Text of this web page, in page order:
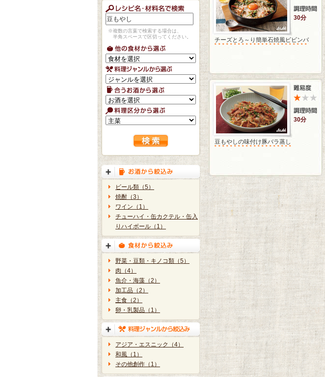
※複数の言葉で検索する場合は、
半角スペースで区切ってください。
ビール類（5）
焼酎（3）
ワイン（1）
チューハイ・缶カクテル・缶入
りハイボール（1）
野菜・豆類・キノコ類（5）
肉（4）
魚介・海藻（2）
加工品（2）
主食（2）
卵・乳製品（1）
アジア・エスニック（4）
和風（1）
その他創作（1）
30分
チーズとろ～り簡単石焼風ビビンバ
30分
豆もやしの味付け豚バラ蒸し